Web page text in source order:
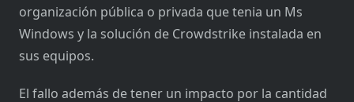
organización pública o privada que tenia un Ms
Windows y la solución de Crowdstrike instalada en
sus equipos.
El fallo además de tener un impacto por la cantidad